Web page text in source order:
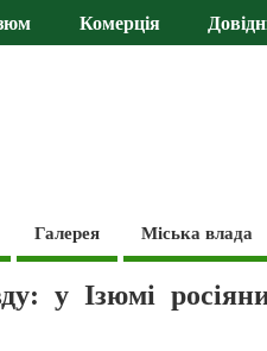
Комерція
Галерея Міська влада
у Ізюмі